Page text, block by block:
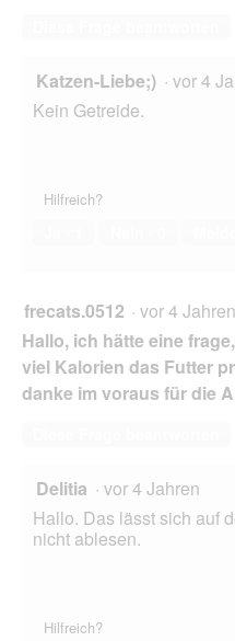
Katzen-Liebe;) · vor 4
Kein Getreide.
Hilfreich?
frecats.0512 · vor 4 Jahren
Hallo, ich hätte eine
viel Kalorien das Futter
danke im voraus für die
Delitia · vor 4 Jahren
Hallo. Das lässt sich auf
nicht ablesen.
Hilfreich?